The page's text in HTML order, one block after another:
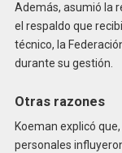
Además, asumió la
el respaldo que
técnico, la
durante su gestión.
Otras razones
Koeman explicó
personales